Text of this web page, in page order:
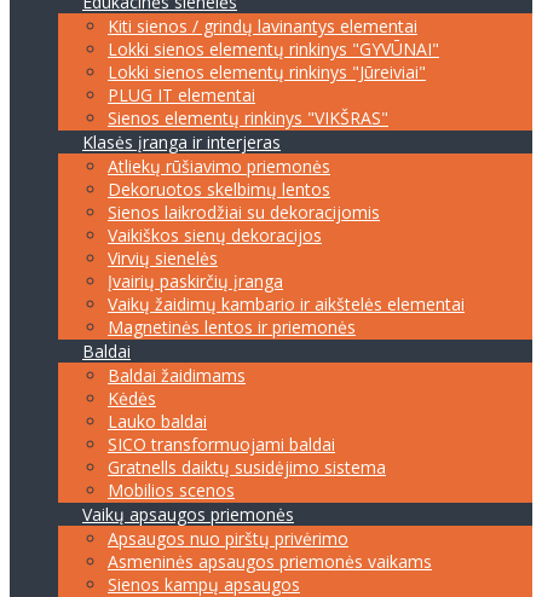
Kiti sienos / grindų lavinantys elementai
Lokki sienos elementų rinkinys "GYVŪNAI"
Lokki sienos elementų rinkinys "Jūreiviai"
PLUG IT elementai
Sienos elementų rinkinys "VIKŠRAS"
Klasės įranga ir interjeras
Atliekų rūšiavimo priemonės
Dekoruotos skelbimų lentos
Sienos laikrodžiai su dekoracijomis
Vaikiškos sienų dekoracijos
Virvių sienelės
Įvairių paskirčių įranga
Vaikų žaidimų kambario ir aikštelės elementai
Magnetinės lentos ir priemonės
Baldai
Baldai žaidimams
Kėdės
Lauko baldai
SICO transformuojami baldai
Gratnells daiktų susidėjimo sistema
Mobilios scenos
Vaikų apsaugos priemonės
Apsaugos nuo pirštų privėrimo
Asmeninės apsaugos priemonės vaikams
Sienos kampų apsaugos